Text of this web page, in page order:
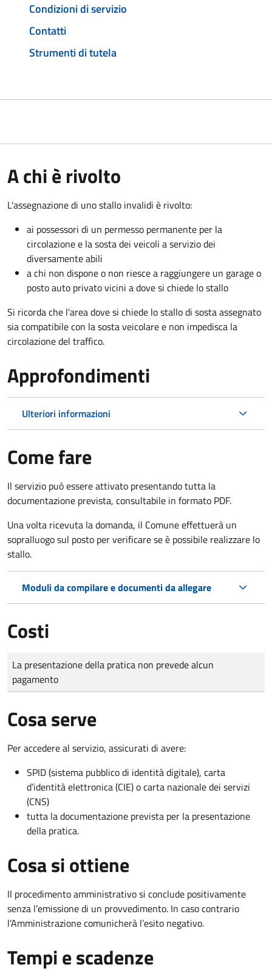
Condizioni di servizio
Contatti
Strumenti di tutela
A chi è rivolto
L'assegnazione di uno stallo invalidi è rivolto:
ai possessori di un permesso permanente per la
circolazione e la sosta dei veicoli a servizio dei
diversamente abili
a chi non dispone o non riesce a raggiungere un garage o
posto auto privato vicini a dove si chiede lo stallo
Si ricorda che l'area dove si chiede lo stallo di sosta assegnato
sia compatibile con la sosta veicolare e non impedisca la
circolazione del traffico.
Approfondimenti
Ulteriori informazioni
Come fare
Il servizio può essere attivato presentando tutta la
documentazione prevista, consultabile in formato PDF.
Una volta ricevuta la domanda, il Comune effettuerà un
sopralluogo sul posto per verificare se è possibile realizzare lo
stallo.
Moduli da compilare e documenti da allegare
Costi
Tipo di pagamento
Importo
La presentazione della pratica non prevede alcun
pagamento
Cosa serve
Per accedere al servizio, assicurati di avere:
SPID (sistema pubblico di identità digitale), carta
d’identità elettronica (CIE) o carta nazionale dei servizi
(CNS)
tutta la documentazione prevista per la presentazione
della pratica.
Cosa si ottiene
Il procedimento amministrativo si conclude positivamente
senza l’emissione di un provvedimento. In caso contrario
l’Amministrazione comunicherà l’esito negativo.
Tempi e scadenze